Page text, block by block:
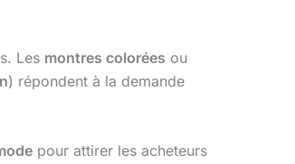
Les montres colorées ou
) répondent à la demande
pour attirer les acheteurs